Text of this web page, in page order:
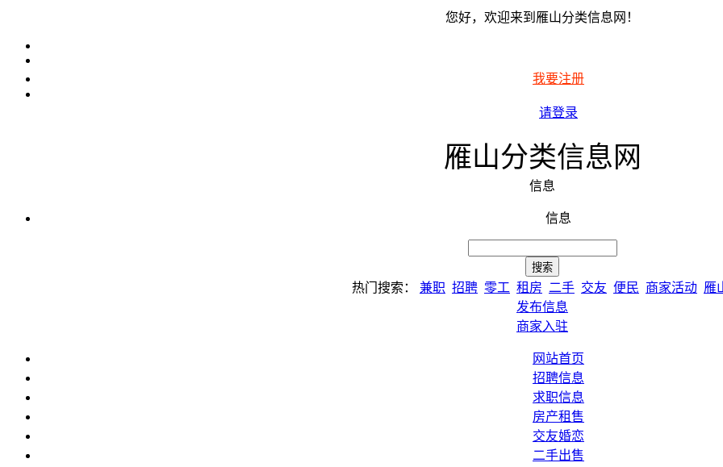
您好，欢迎来到雁山分类信息网！
我要注册
请登录
雁山分类信息网
信息
信息
热门搜索： 兼职 招聘 零工 租房 二手 交友 便民 商家活动 雁
发布信息
商家入驻
网站首页
招聘信息
求职信息
房产租售
交友婚恋
二手出售